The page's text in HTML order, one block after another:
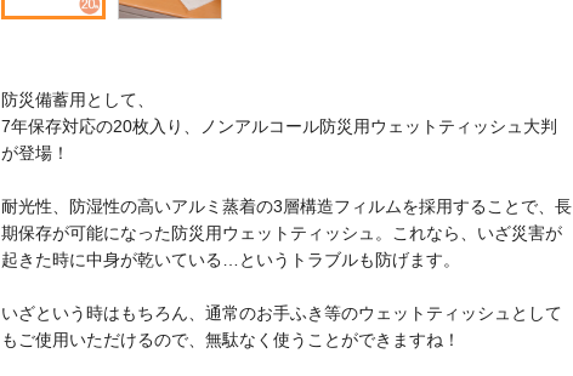
防災備蓄用として、
7年保存対応の20枚入り、ノンアルコール防災用ウェットティッシュ大判
が登場！
耐光性、防湿性の高いアルミ蒸着の3層構造フィルムを採用することで、長
期保存が可能になった防災用ウェットティッシュ。これなら、いざ災害が
起きた時に中身が乾いている…というトラブルも防げます。
いざという時はもちろん、通常のお手ふき等のウェットティッシュとして
もご使用いただけるので、無駄なく使うことができますね！